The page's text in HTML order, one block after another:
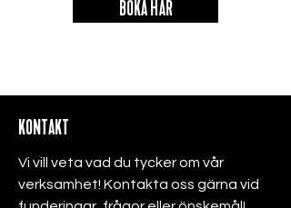
BOKA HÄR
KONTAKT
Vi vill veta vad du tycker om vår
verksamhet! Kontakta oss gärna vid